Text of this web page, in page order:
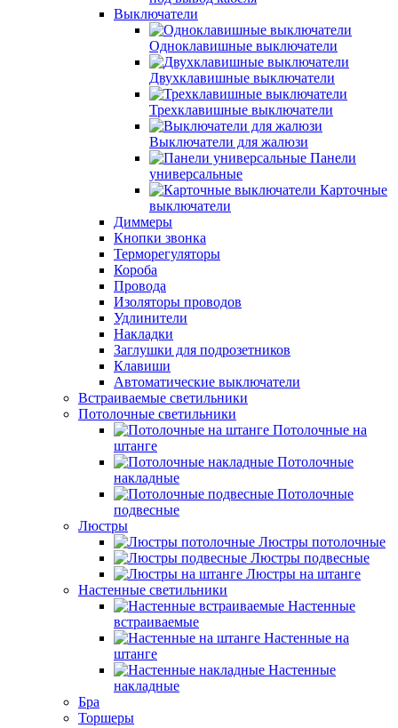
Выключатели
Одноклавишные выключатели
Двухклавишные выключатели
Трехклавишные выключатели
Выключатели для жалюзи
Панели
универсальные
Карточные
выключатели
Диммеры
Кнопки звонка
Терморегуляторы
Короба
Провода
Изоляторы проводов
Удлинители
Накладки
Заглушки для подрозетников
Клавиши
Автоматические выключатели
Встраиваемые светильники
Потолочные светильники
Потолочные на
штанге
Потолочные
накладные
Потолочные
подвесные
Люстры
Люстры потолочные
Люстры подвесные
Люстры на штанге
Настенные светильники
Настенные
встраиваемые
Настенные на
штанге
Настенные
накладные
Бра
Торшеры